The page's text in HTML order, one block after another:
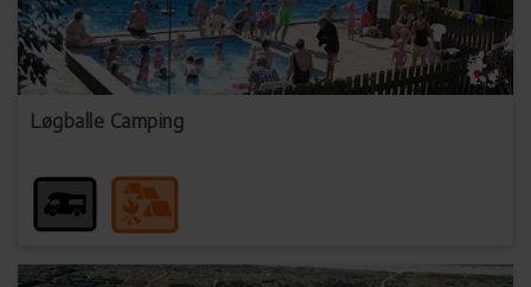
Løgballe Camping